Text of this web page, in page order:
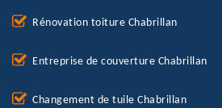
Rénovation toiture Chabrillan
Entreprise de couverture Chabrillan
Changement de tuile Chabrillan